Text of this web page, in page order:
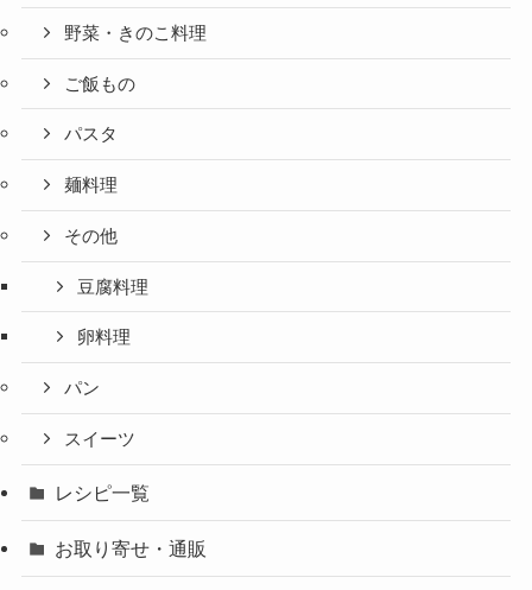
野菜・きのこ料理
ご飯もの
パスタ
麺料理
その他
豆腐料理
卵料理
パン
スイーツ
レシピ一覧
お取り寄せ・通販